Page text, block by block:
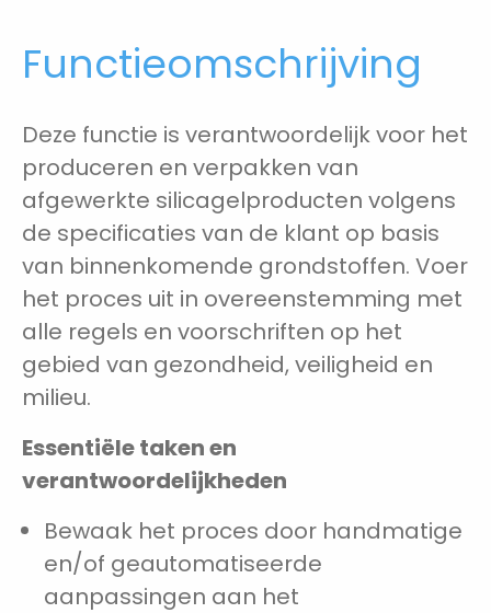
Functieomschrijving
Deze functie is verantwoordelijk voor het
produceren en verpakken van
afgewerkte silicagelproducten volgens
de specificaties van de klant op basis
van binnenkomende grondstoffen. Voer
het proces uit in overeenstemming met
alle regels en voorschriften op het
gebied van gezondheid, veiligheid en
milieu.
Essentiële taken en
verantwoordelijkheden
Bewaak het proces door handmatige
en/of geautomatiseerde
aanpassingen aan het